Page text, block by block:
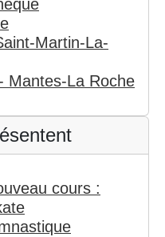
Martin-La-
Mantes-La Roche
cours :